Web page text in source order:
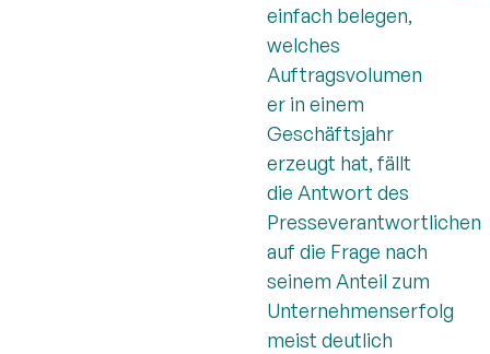
einfach belegen,
welches
Auftragsvolumen
er in einem
Geschäftsjahr
erzeugt hat, fällt
die Antwort des
Presseverantwortlichen
auf die Frage nach
seinem Anteil zum
Unternehmenserfolg
meist deutlich